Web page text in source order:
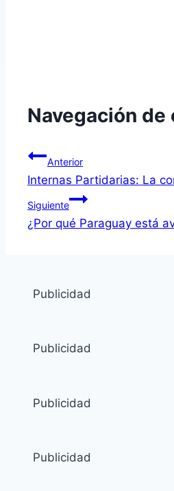
Navegación de
Anterior
Internas Partidarias: La
Siguiente
¿Por qué Paraguay está
Publicidad
Publicidad
Publicidad
Publicidad